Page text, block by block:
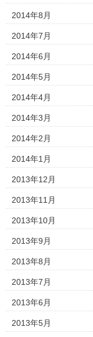
2014年8月
2014年7月
2014年6月
2014年5月
2014年4月
2014年3月
2014年2月
2014年1月
2013年12月
2013年11月
2013年10月
2013年9月
2013年8月
2013年7月
2013年6月
2013年5月